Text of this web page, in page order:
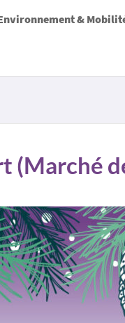
&
(Marché